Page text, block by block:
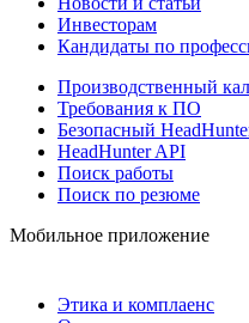
Инвесторам
Кандидаты по
Производственный
Требования к ПО
Безопасный
HeadHunter API
Поиск работы
Поиск по резюме
Мобильное приложение
Этика и комплаенс